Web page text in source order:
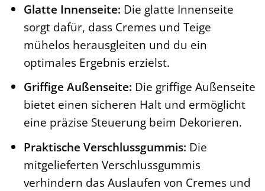
Glatte Innenseite: Die glatte Innenseite
sorgt dafür, dass Cremes und Teige
mühelos herausgleiten und du ein
optimales Ergebnis erzielst.
Griffige Außenseite: Die griffige Außenseite
bietet einen sicheren Halt und ermöglicht
eine präzise Steuerung beim Dekorieren.
Praktische Verschlussgummis: Die
mitgelieferten Verschlussgummis
verhindern das Auslaufen von Cremes und